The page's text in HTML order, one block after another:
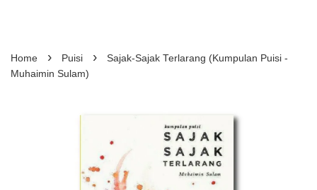
Home › Puisi ›
Sajak-Sajak Terlarang (Kumpulan Puisi -
Muhaimin Sulam)